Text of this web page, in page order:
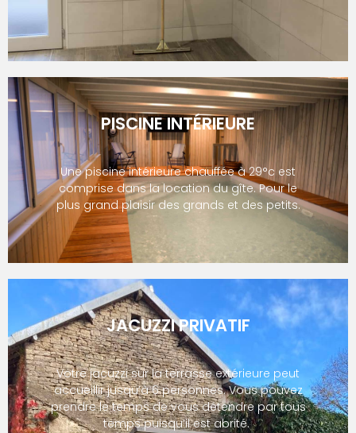
PISCINE INTÉRIEURE
Une piscine intérieure chauffée à 29°c est
comprise dans la location du gîte. Pour le
plus grand plaisir des grands et des petits.
JACUZZI PRIVATIF
Votre jacuzzi sur la terrasse extérieure peut
accueillir jusqu’à 6 personnes. Vous pouvez
prendre le temps de vous détendre par tous
temps puisqu’il est abrité.